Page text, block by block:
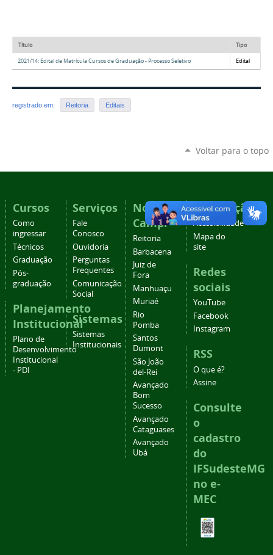
Título Tipo
2021/14: Edital de Matrícula Cursos de Graduação - Processo Seletivo Edital
registrado em: Reitoria Editais
Voltar para o topo
Cursos
Como
ingressar
Técnicos
Graduação
Pós-
graduação
Planejamento
Institucional
Plano de
Desenvolvimento
Institucional
- PDI
Serviços
Fale
Conosco
Ouvidoria
Perguntas
Frequentes
Comunicação
Social
Sistemas
Sistemas
Institucionais
Nossos
Campi
Reitoria
Barbacena
Juiz de
Fora
Manhuaçu
Muriaé
Rio
Pomba
Santos
Dumont
São João
del-Rei
Avançado
Bom
Sucesso
Avançado
Cataguases
Avançado
Ubá
Navegação
Acessibilidade
Mapa do
site
Redes
sociais
YouTube
Facebook
Instagram
RSS
O que é?
Assine
Consulte
o
cadastro
do
IFSudesteMG
no e-
MEC